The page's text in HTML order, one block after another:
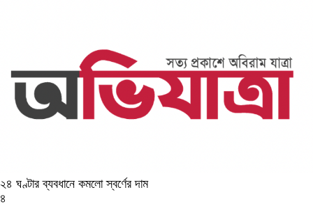
২৪ ঘণ্টার ব্যবধানে কমলো স্বর্ণের দাম
৪